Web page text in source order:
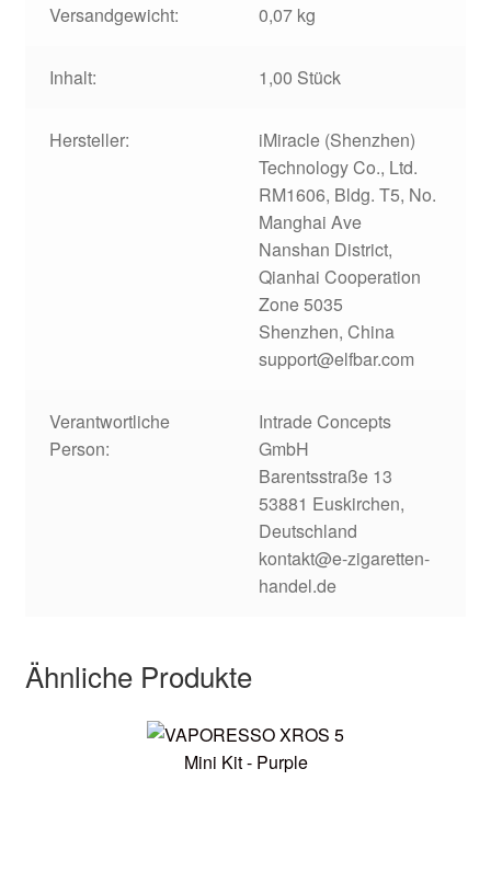
Versandgewicht: 0,07 kg
Inhalt: 1,00 Stück
Hersteller:
iMiracle (Shenzhen)
Technology Co., Ltd.
RM1606, Bldg. T5, No.
Manghai Ave
Nanshan District,
Qianhai Cooperation
Zone 5035
Shenzhen, China
support@elfbar.com
Verantwortliche
Person:
Intrade Concepts
GmbH
Barentsstraße 13
53881 Euskirchen,
Deutschland
kontakt@e-zigaretten-
handel.de
Ähnliche Produkte